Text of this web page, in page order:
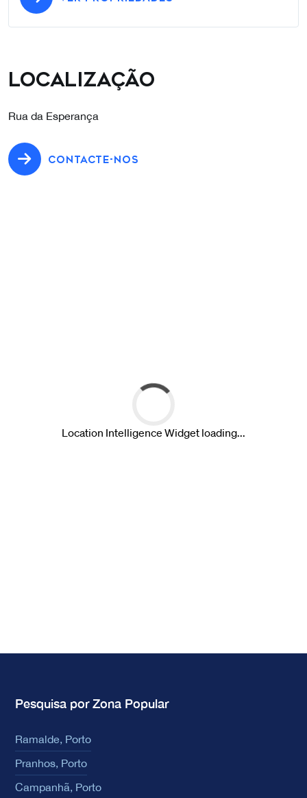
Localização
Rua da Esperança
CONTACTE-NOS
Pesquisa por Zona Popular
Ramalde, Porto
Pranhos, Porto
Campanhã, Porto